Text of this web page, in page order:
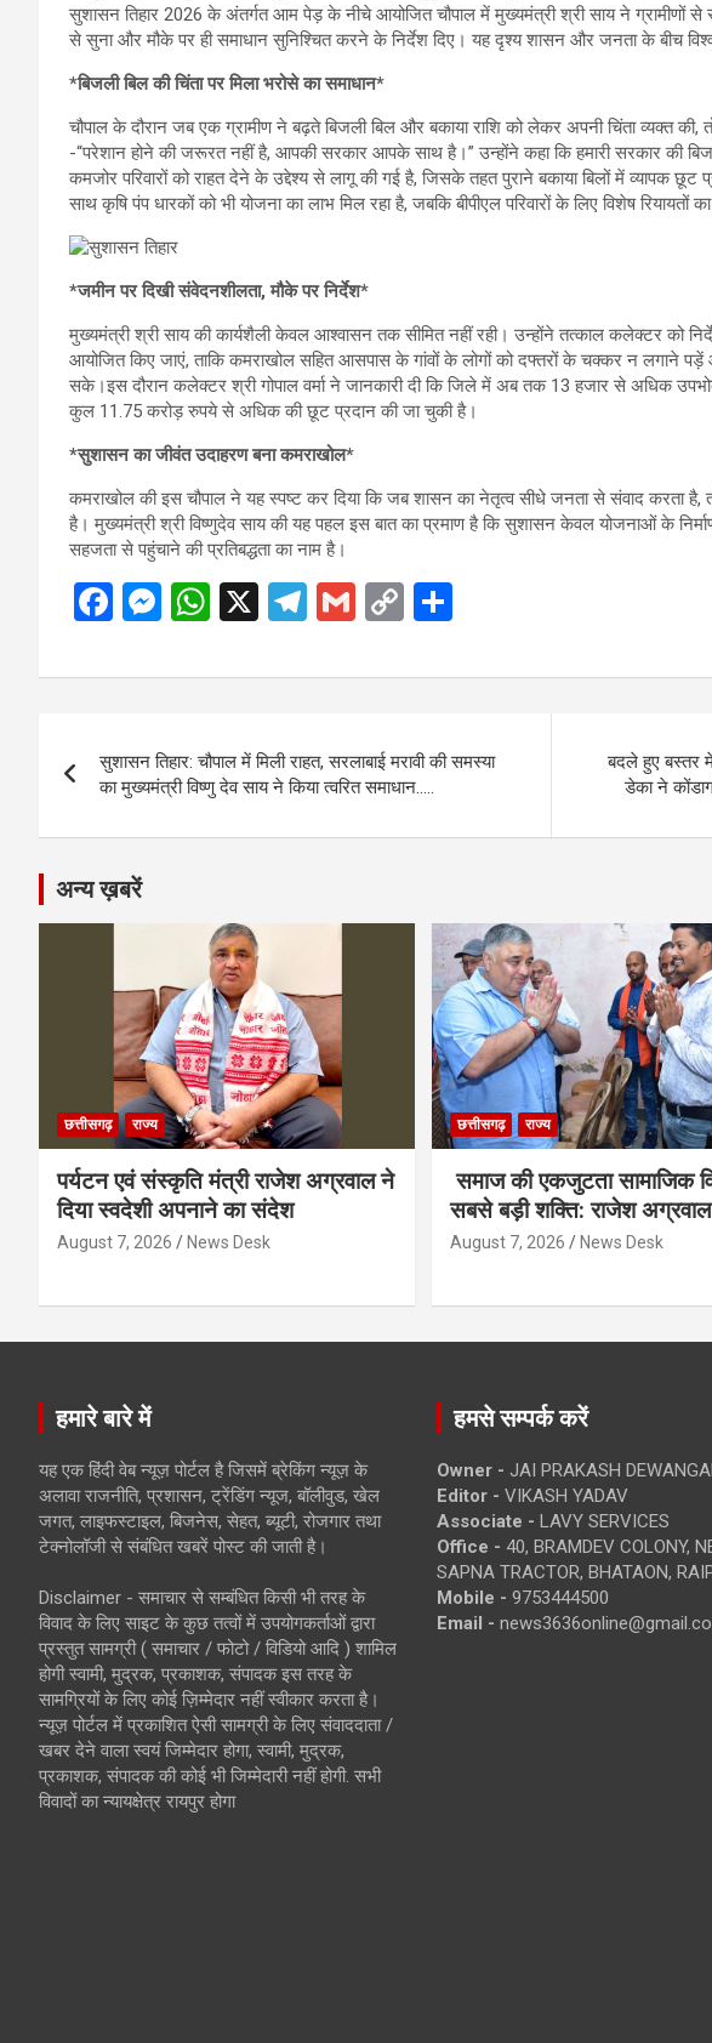
सुशासन तिहार 2026 के अंतर्गत आम पेड़ के नीचे आयोजित चौपाल में मुख्यमंत्री श्री साय ने ग्रामीणों
से सुना और मौके पर ही समाधान सुनिश्चित करने के निर्देश दिए। यह दृश्य शासन और जनता के बीच
*बिजली बिल की चिंता पर मिला भरोसे का समाधान*
चौपाल के दौरान जब एक ग्रामीण ने बढ़ते बिजली बिल और बकाया राशि को लेकर अपनी चिंता व्यक्त
-“परेशान होने की जरूरत नहीं है, आपकी सरकार आपके साथ है।” उन्होंने कहा कि हमारी सरकार की
कमजोर परिवारों को राहत देने के उद्देश्य से लागू की गई है, जिसके तहत पुराने बकाया बिलों में व्यापक
साथ कृषि पंप धारकों को भी योजना का लाभ मिल रहा है, जबकि बीपीएल परिवारों के लिए विशेष रियायतों
*जमीन पर दिखी संवेदनशीलता, मौके पर निर्देश*
मुख्यमंत्री श्री साय की कार्यशैली केवल आश्वासन तक सीमित नहीं रही। उन्होंने तत्काल कलेक्टर को
आयोजित किए जाएं, ताकि कमराखोल सहित आसपास के गांवों के लोगों को दफ्तरों के चक्कर न लगाने
सके।इस दौरान कलेक्टर श्री गोपाल वर्मा ने जानकारी दी कि जिले में अब तक 13 हजार से अधिक
कुल 11.75 करोड़ रुपये से अधिक की छूट प्रदान की जा चुकी है।
*सुशासन का जीवंत उदाहरण बना कमराखोल*
कमराखोल की इस चौपाल ने यह स्पष्ट कर दिया कि जब शासन का नेतृत्व सीधे जनता से संवाद करता है,
है। मुख्यमंत्री श्री विष्णुदेव साय की यह पहल इस बात का प्रमाण है कि सुशासन केवल योजनाओं के
सहजता से पहुंचाने की प्रतिबद्धता का नाम है।
F
ce
o
o
k
M
se
g
er
W
at
A
p
p
X
T
e
a
m
G
ail
C
py
n
k
ar
navigation
सुशासन तिहार: चौपाल में मिली राहत, सरलाबाई मरावी की समस्या
का मुख्यमंत्री विष्णु देव साय ने किया त्वरित समाधान…..
बदले हुए बस्तर
डेका ने
अन्य ख़बरें
छत्तीसगढ़ राज्य
पर्यटन एवं संस्कृति मंत्री राजेश अग्रवाल ने
दिया स्वदेशी अपनाने का संदेश
August 7, 2026 News Desk
छत्तीसगढ़ राज्य
समाज की एकजुटता सामाजिक
सबसे बड़ी शक्ति: राजेश अग्रवाल
August 7, 2026 News Desk
हमारे बारे में
यह एक हिंदी वेब न्यूज़ पोर्टल है जिसमें ब्रेकिंग न्यूज़ के
अलावा राजनीति, प्रशासन, ट्रेंडिंग न्यूज, बॉलीवुड, खेल
जगत, लाइफस्टाइल, बिजनेस, सेहत, ब्यूटी, रोजगार तथा
टेक्नोलॉजी से संबंधित खबरें पोस्ट की जाती है।
Disclaimer - समाचार से सम्बंधित किसी भी तरह के
विवाद के लिए साइट के कुछ तत्वों में उपयोगकर्ताओं द्वारा
प्रस्तुत सामग्री ( समाचार / फोटो / विडियो आदि ) शामिल
होगी स्वामी, मुद्रक, प्रकाशक, संपादक इस तरह के
सामग्रियों के लिए कोई ज़िम्मेदार नहीं स्वीकार करता है।
न्यूज़ पोर्टल में प्रकाशित ऐसी सामग्री के लिए संवाददाता /
खबर देने वाला स्वयं जिम्मेदार होगा, स्वामी, मुद्रक,
प्रकाशक, संपादक की कोई भी जिम्मेदारी नहीं होगी. सभी
विवादों का न्यायक्षेत्र रायपुर होगा
हमसे सम्पर्क करें
Owner - JAI PRAKASH
Editor - VIKASH YADAV
Associate - LAVY SERVICES
Office - 40, BRAMDEV COLONY,
SAPNA TRACTOR, BHATAON,
Mobile - 9753444500
Email -